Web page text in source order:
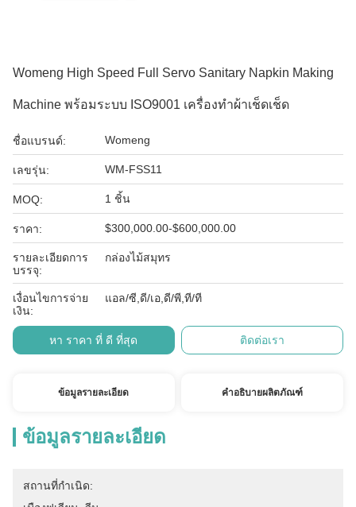
Womeng High Speed Full Servo Sanitary Napkin Making
Machine พร้อมระบบ ISO9001 เครื่องทําผ้าเช็ดเช็ด
ชื่อแบรนด์: Womeng
เลขรุ่น: WM-FSS11
MOQ: 1 ชิ้น
ราคา: $300,000.00-$600,000.00
รายละเอียดการ
บรรจุ:
กล่องไม้สมุทร
เงื่อนไขการจ่าย
เงิน:
แอล/ซี,ดี/เอ,ดี/พี,ที/ที
หา ราคา ที่ ดี ที่สุด ติดต่อเรา
ข้อมูลรายละเอียด คำอธิบายผลิตภัณฑ์
ข้อมูลรายละเอียด
สถานที่กำเนิด: